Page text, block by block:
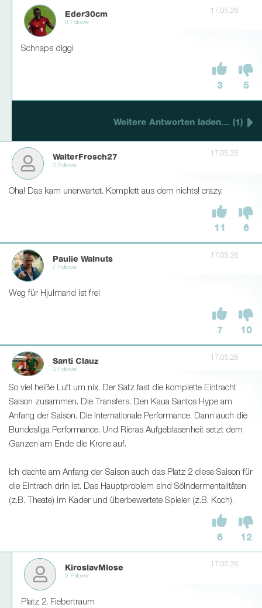
Eder30cm
0 Follower
17.05.26
Schnaps diggi
3 5
Weitere Antworten laden... (1)
WalterFrosch27
0 Follower
17.05.26
Oha! Das kam unerwartet. Komplett aus dem nichts! crazy.
11 6
Paulie Walnuts
7 Follower
17.05.26
Weg für Hjulmand ist frei
7 10
Santi Clauz
0 Follower
17.05.26
So viel heiße Luft um nix. Der Satz fast die komplette Eintracht
Saison zusammen. Die Transfers. Den Kaua Santos Hype am
Anfang der Saison. Die Internationale Performance. Dann auch die
Bundesliga Performance. Und Rieras Aufgeblasenheit setzt dem
Ganzen am Ende die Krone auf.
Ich dachte am Anfang der Saison auch das Platz 2 diese Saison für
die Eintrach drin ist. Das Hauptproblem sind Sölndermentalitäten
(z.B. Theate) im Kader und überbewertete Spieler (z.B. Koch).
6 12
KiroslavMlose
0 Follower
17.05.26
Platz 2, Fiebertraum